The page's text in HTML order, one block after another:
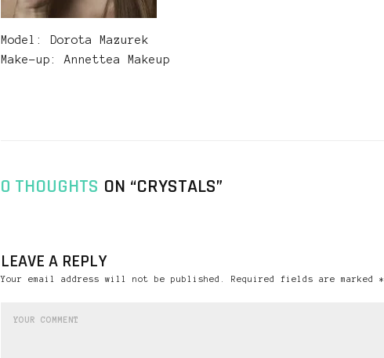
Model: Dorota Mazurek
Make-up: Annettea Makeup
0 THOUGHTS ON “CRYSTALS”
LEAVE A REPLY
Your email address will not be published. Required fields are marked *